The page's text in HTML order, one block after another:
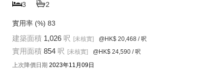
3 2
實用率 (%) 83
建築面積 1,026 呎 [未核實] @HK$ 20,468 / 呎
實用面積 854 呎 [未核實] @HK$ 24,590 / 呎
上次降價日期 2023年11月09日